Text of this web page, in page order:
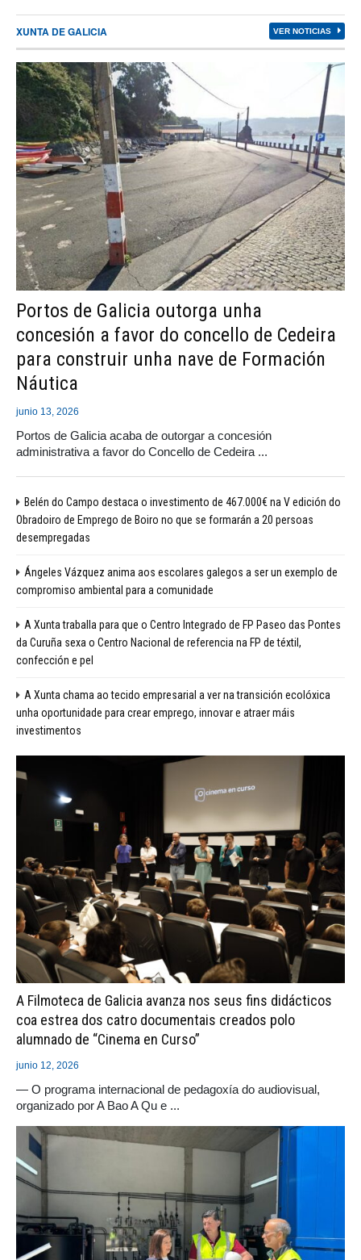
XUNTA DE GALICIA VER NOTICIAS
Portos de Galicia outorga unha
concesión a favor do concello de Cedeira
para construir unha nave de Formación
Náutica
junio 13, 2026
Portos de Galicia acaba de outorgar a concesión
administrativa a favor do Concello de Cedeira ...
Belén do Campo destaca o investimento de 467.000€ na V edición do
Obradoiro de Emprego de Boiro no que se formarán a 20 persoas
desempregadas
Ángeles Vázquez anima aos escolares galegos a ser un exemplo de
compromiso ambiental para a comunidade
A Xunta traballa para que o Centro Integrado de FP Paseo das Pontes
da Curuña sexa o Centro Nacional de referencia na FP de téxtil,
confección e pel
A Xunta chama ao tecido empresarial a ver na transición ecolóxica
unha oportunidade para crear emprego, innovar e atraer máis
investimentos
A Filmoteca de Galicia avanza nos seus fins didácticos
coa estrea dos catro documentais creados polo
alumnado de “Cinema en Curso”
junio 12, 2026
— O programa internacional de pedagoxía do audiovisual,
organizado por A Bao A Qu e ...